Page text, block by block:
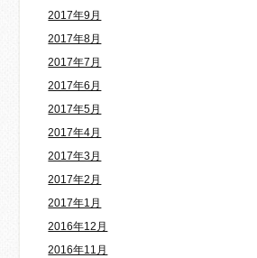
2017年9月
2017年8月
2017年7月
2017年6月
2017年5月
2017年4月
2017年3月
2017年2月
2017年1月
2016年12月
2016年11月